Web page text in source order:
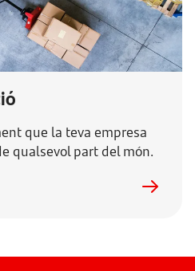
que la teva empresa
qualsevol part del món.